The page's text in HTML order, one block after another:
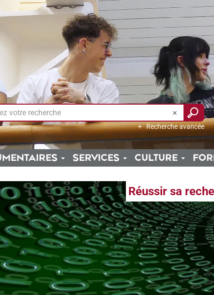
Recherche avancée
SERVICES CULTURE
Réussir sa